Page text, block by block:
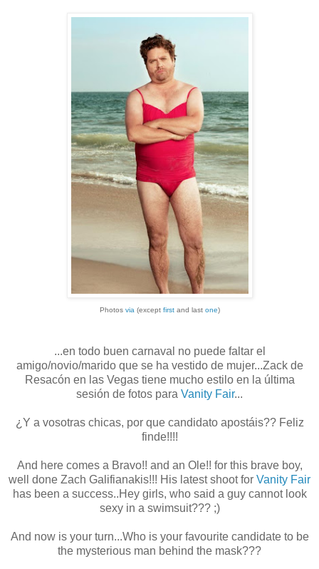
Photosvia (exceptfirstand last one)
...en todo buen carnaval no puede faltar el
amigo/novio/marido que se ha vestido de mujer...Zack de
Resacón en las Vegas tiene mucho estilo en la última
sesión de fotos para Vanity Fair...
¿Y a vosotras chicas, por que candidato apostáis?? Feliz
finde!!!!
And here comes a Bravo!! and an Ole!! for this brave boy,
well done Zach Galifianakis!!! His latest shoot for Vanity Fair
has been a success..Hey girls, who said a guy cannot look
sexy in a swimsuit??? ;)
And now is your turn...Who is your favourite candidate to be
the mysterious man behind the mask???